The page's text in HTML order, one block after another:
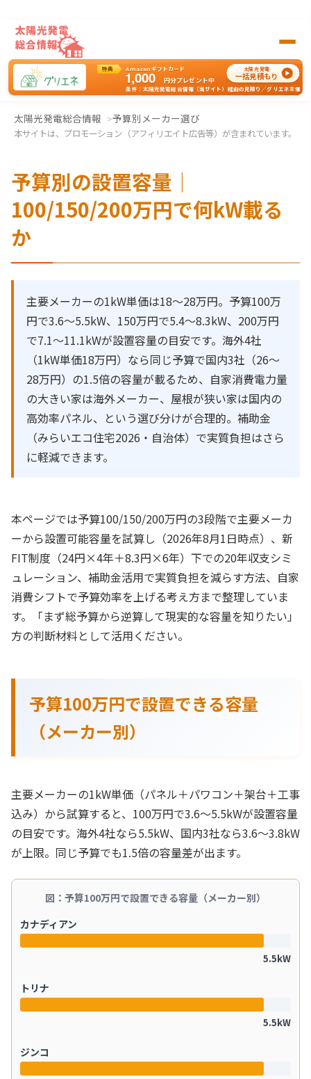
特典 Amazonギフトカード
1,000 円分プレゼント中
条件：太陽光発電総合情報（当サイト）経由の見積り／グリエネ主催
太陽光発電
一括見積もり
太陽光発電総合情報 予算別メーカー選び
本サイトは、プロモーション（アフィリエイト広告等）が含まれています。
予算別の設置容量｜
100/150/200万円で何kW載る
か
主要メーカーの1kW単価は18〜28万円。予算100万
円で3.6〜5.5kW、150万円で5.4〜8.3kW、200万円
で7.1〜11.1kWが設置容量の目安です。海外4社
（1kW単価18万円）なら同じ予算で国内3社（26〜
28万円）の1.5倍の容量が載るため、自家消費電力量
の大きい家は海外メーカー、屋根が狭い家は国内の
高効率パネル、という選び分けが合理的。補助金
（みらいエコ住宅2026・自治体）で実質負担はさら
に軽減できます。
本ページでは予算100/150/200万円の3段階で主要メーカ
ーから設置可能容量を試算し（2026年8月1日時点）、新
FIT制度（24円×4年＋8.3円×6年）下での20年収支シミ
ュレーション、補助金活用で実質負担を減らす方法、自家
消費シフトで予算効率を上げる考え方まで整理していま
す。「まず総予算から逆算して現実的な容量を知りたい」
方の判断材料として活用ください。
予算100万円で設置できる容量
（メーカー別）
主要メーカーの1kW単価（パネル＋パワコン＋架台＋工事
込み）から試算すると、100万円で3.6〜5.5kWが設置容量
の目安です。海外4社なら5.5kW、国内3社なら3.6〜3.8kW
が上限。同じ予算でも1.5倍の容量差が出ます。
図：予算100万円で設置できる容量（メーカー別）
カナディアン
5.5kW
トリナ
5.5kW
ジンコ